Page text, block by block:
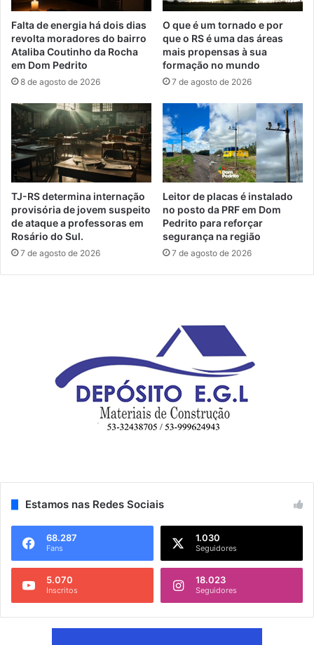
Falta de energia há dois dias
revolta moradores do bairro
Ataliba Coutinho da Rocha
em Dom Pedrito
8 de agosto de 2026
O que é um tornado e por
que o RS é uma das áreas
mais propensas à sua
formação no mundo
7 de agosto de 2026
TJ-RS determina internação
provisória de jovem suspeito
de ataque a professoras em
Rosário do Sul.
7 de agosto de 2026
Leitor de placas é instalado
no posto da PRF em Dom
Pedrito para reforçar
segurança na região
7 de agosto de 2026
Estamos nas Redes Sociais
68.287
Fans
1.030
Seguidores
5.070
Inscritos
18.023
Seguidores